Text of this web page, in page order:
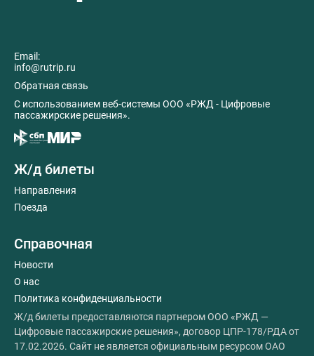
Email:
info@rutrip.ru
Обратная связь
C использованием веб-системы ООО «РЖД - Цифровые
пассажирские решения».
Ж/д билеты
Направления
Поезда
Справочная
Новости
О нас
Политика конфиденциальности
Ж/д билеты предоставляются партнером ООО «РЖД —
Цифровые пассажирские решения», договор ЦПР-178/РДА от
17.02.2026. Сайт не является официальным ресурсом ОАО